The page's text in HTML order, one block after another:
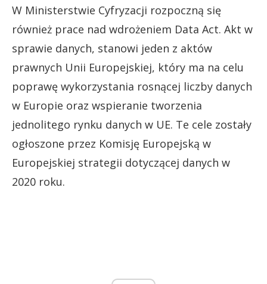
W Ministerstwie Cyfryzacji rozpoczną się
również prace nad wdrożeniem Data Act. Akt w
sprawie danych, stanowi jeden z aktów
prawnych Unii Europejskiej, który ma na celu
poprawę wykorzystania rosnącej liczby danych
w Europie oraz wspieranie tworzenia
jednolitego rynku danych w UE. Te cele zostały
ogłoszone przez Komisję Europejską w
Europejskiej strategii dotyczącej danych w
2020 roku.